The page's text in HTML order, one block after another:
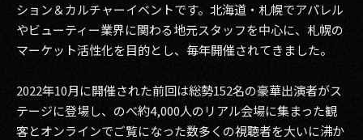
ション＆カルチャーイベントです。北海道・札幌でアパレル
やビューティー業界に関わる地元スタッフを中心に、札幌の
マーケット活性化を目的とし、毎年開催されてきました。
2022年10月に開催された前回は総勢152名の豪華出演者がス
テージに登場し、のべ約4,000人のリアル会場に集まった観
客とオンラインでご覧になった数多くの視聴者を大いに沸か